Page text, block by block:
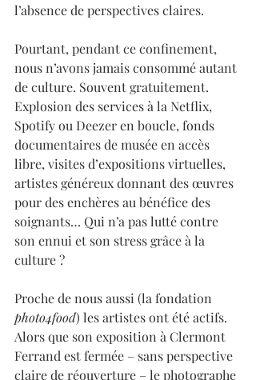
l’absence de perspectives claires.
Pourtant, pendant ce confinement,
nous n’avons jamais consommé autant
de culture. Souvent gratuitement.
Explosion des services à la Netflix,
Spotify ou Deezer en boucle, fonds
documentaires de musée en accès
libre, visites d’expositions virtuelles,
artistes généreux donnant des œuvres
pour des enchères au bénéfice des
soignants… Qui n’a pas lutté contre
son ennui et son stress grâce à la
culture ?
Proche de nous aussi (la fondation
photo4food) les artistes ont été actifs.
Alors que son exposition à Clermont
Ferrand est fermée – sans perspective
claire de réouverture – le photographe